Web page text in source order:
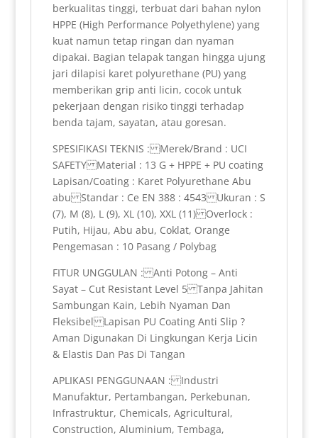
berkualitas tinggi, terbuat dari bahan nylon
HPPE (High Performance Polyethylene) yang
kuat namun tetap ringan dan nyaman
dipakai. Bagian telapak tangan hingga ujung
jari dilapisi karet polyurethane (PU) yang
memberikan grip anti licin, cocok untuk
pekerjaan dengan risiko tinggi terhadap
benda tajam, sayatan, atau goresan.
SPESIFIKASI TEKNIS : Merek/Brand : UCI
SAFETY Material : 13 G + HPPE + PU coating
Lapisan/Coating : Karet Polyurethane Abu
abu Standar : Ce EN 388 : 4543 Ukuran : S
(7), M (8), L (9), XL (10), XXL (11) Overlock :
Putih, Hijau, Abu abu, Coklat, Orange
Pengemasan : 10 Pasang / Polybag
FITUR UNGGULAN : Anti Potong – Anti
Sayat – Cut Resistant Level 5 Tanpa Jahitan
Sambungan Kain, Lebih Nyaman Dan
Fleksibel Lapisan PU Coating Anti Slip ?
Aman Digunakan Di Lingkungan Kerja Licin
& Elastis Dan Pas Di Tangan
APLIKASI PENGGUNAAN : Industri
Manufaktur, Pertambangan, Perkebunan,
Infrastruktur, Chemicals, Agricultural,
Construction, Aluminium, Tembaga,